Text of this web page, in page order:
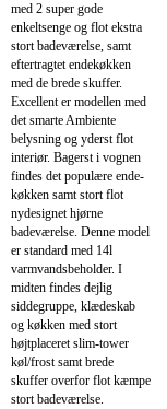
med 2 super gode
enkeltsenge og flot ekstra
stort badeværelse, samt
eftertragtet endekøkken
med de brede skuffer.
Excellent er modellen med
det smarte Ambiente
belysning og yderst flot
interiør. Bagerst i vognen
findes det populære ende-
køkken samt stort flot
nydesignet hjørne
badeværelse. Denne model
er standard med 14l
varmvandsbeholder. I
midten findes dejlig
siddegruppe, klædeskab
og køkken med stort
højtplaceret slim-tower
køl/frost samt brede
skuffer overfor flot kæmpe
stort badeværelse.